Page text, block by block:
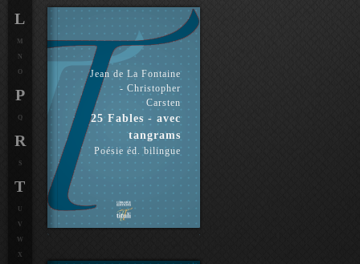
Jean de La Fontaine
- Christopher
Carsten
25 Fables - avec
tangrams
Poésie éd. bilingue
L
M
N
O
P
Q
R
S
T
U
V
W
X